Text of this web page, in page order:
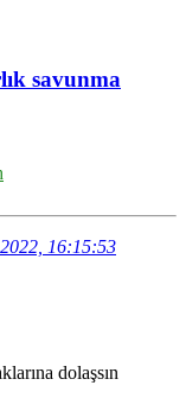
savunma
2022, 16:15:53
dolaşsın